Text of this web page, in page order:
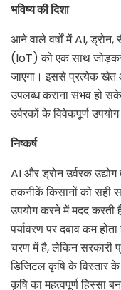
भविष्य की दिशा
आने वाले वर्षों में AI,
(IoT) को एक साथ जोड़कर
जाएगा। इससे प्रत्येक
उपलब्ध कराना संभव हो
उर्वरकों के विवेकपूर्ण
निष्कर्ष
AI और ड्रोन उर्वरक
तकनीकें किसानों को सही
उपयोग करने में मदद करती
पर्यावरण पर दबाव कम
चरण में है, लेकिन सरकारी
डिजिटल कृषि के विस्तार
कृषि का महत्वपूर्ण